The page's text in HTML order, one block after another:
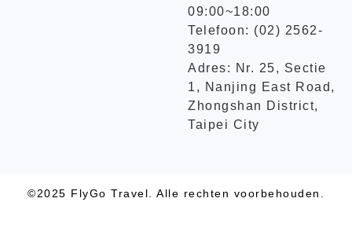
09:00~18:00
Telefoon: (02) 2562-
3919
Adres: Nr. 25, Sectie
1, Nanjing East Road,
Zhongshan District,
Taipei City
©2025 FlyGo Travel. Alle rechten voorbehouden.